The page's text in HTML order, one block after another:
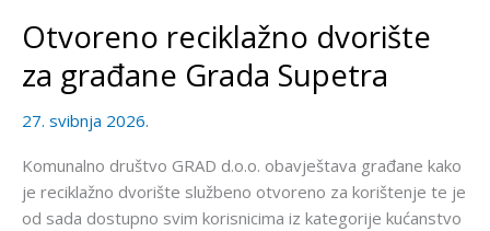
Otvoreno reciklažno dvorište
za građane Grada Supetra
27. svibnja 2026.
Komunalno društvo GRAD d.o.o. obavještava građane kako
je reciklažno dvorište službeno otvoreno za korištenje te je
od sada dostupno svim korisnicima iz kategorije kućanstvo
Otvoreno
dvorište
Grada
Supetra